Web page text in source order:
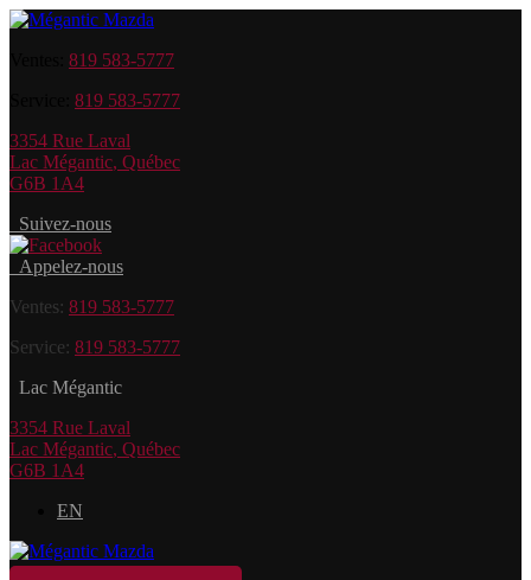
819 583-5777
819 583-5777
3354 Rue Laval
Lac Mégantic, Québec
G6B 1A4
Suivez-nous
Appelez-nous
Ventes: 819 583-5777
Service: 819 583-5777
Lac Mégantic
3354 Rue Laval
Lac Mégantic, Québec
G6B 1A4
EN